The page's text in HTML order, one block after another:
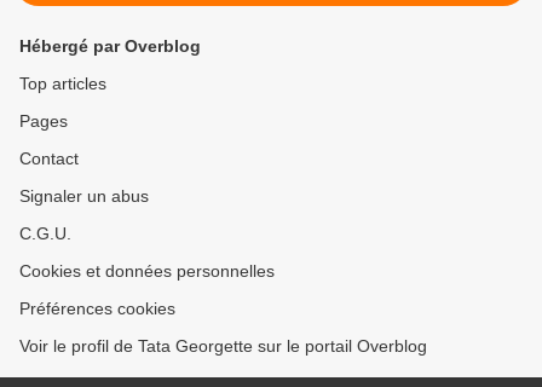
Hébergé par Overblog
Top articles
Pages
Contact
Signaler un abus
C.G.U.
Cookies et données personnelles
Préférences cookies
Voir le profil de Tata Georgette sur le portail Overblog